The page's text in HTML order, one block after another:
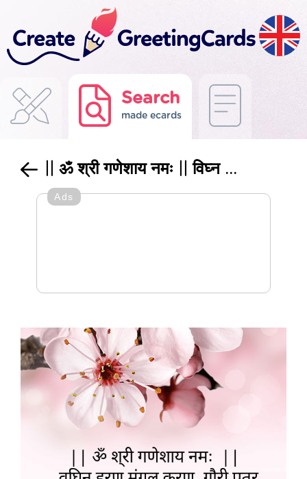
Search
made ecards
|| ॐ श्री गणेशाय नमः || विघ्न ...
Ads